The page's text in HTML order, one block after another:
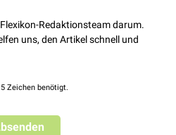
Redaktionsteam darum.
uns, den Artikel schnell und
Zeichen benötigt.